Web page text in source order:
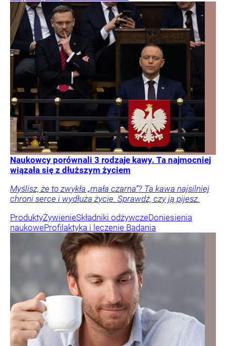
Naukowcy porównali 3 rodzaje kawy. Ta najmocniej
wiązała się z dłuższym życiem
Myślisz, że to zwykła „mała czarna”? Ta kawa najsilniej
chroni serce i wydłuża życie. Sprawdź, czy ją pijesz.
ProduktyŻywienieSkładniki odżywczeDoniesienia
naukoweProfilaktyka i leczenie Badania